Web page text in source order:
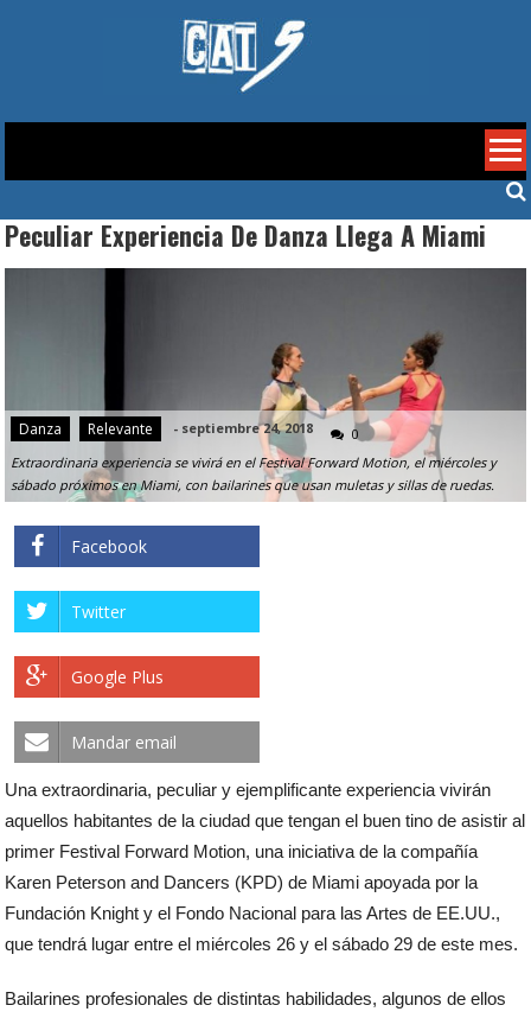
Cat 5
Peculiar Experiencia De Danza Llega A Miami
Danza Relevante - septiembre 24, 2018
0
Extraordinaria experiencia se vivirá en el Festival Forward Motion, el miércoles y
sábado próximos en Miami, con bailarines que usan muletas y sillas de ruedas.
Facebook
Twitter
Google Plus
Mandar email
Una extraordinaria, peculiar y ejemplificante experiencia vivirán
aquellos habitantes de la ciudad que tengan el buen tino de asistir al
primer Festival Forward Motion, una iniciativa de la compañía
Karen Peterson and Dancers (KPD) de Miami apoyada por la
Fundación Knight y el Fondo Nacional para las Artes de EE.UU.,
que tendrá lugar entre el miércoles 26 y el sábado 29 de este mes.
Bailarines profesionales de distintas habilidades, algunos de ellos